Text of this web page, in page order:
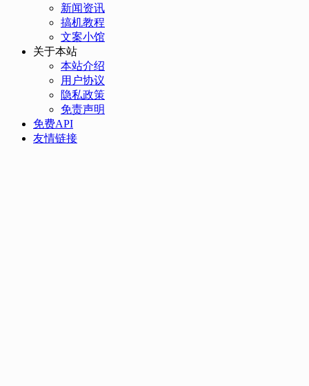
新闻资讯
搞机教程
文案小馆
关于本站
本站介绍
用户协议
隐私政策
免责声明
免费API
友情链接